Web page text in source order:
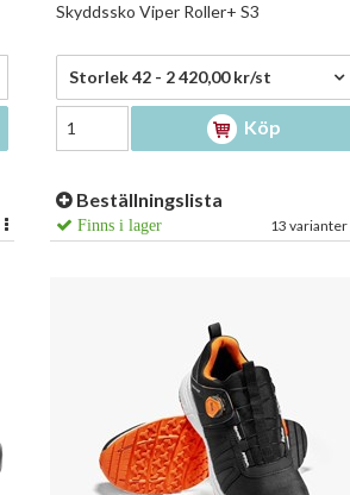
Skyddssko Viper Roller+ S3
2 420,00 kr/st
Storlek 42 - 2 420,00 kr/st
Köp
Beställningslista
Finns i lager 13 varianter